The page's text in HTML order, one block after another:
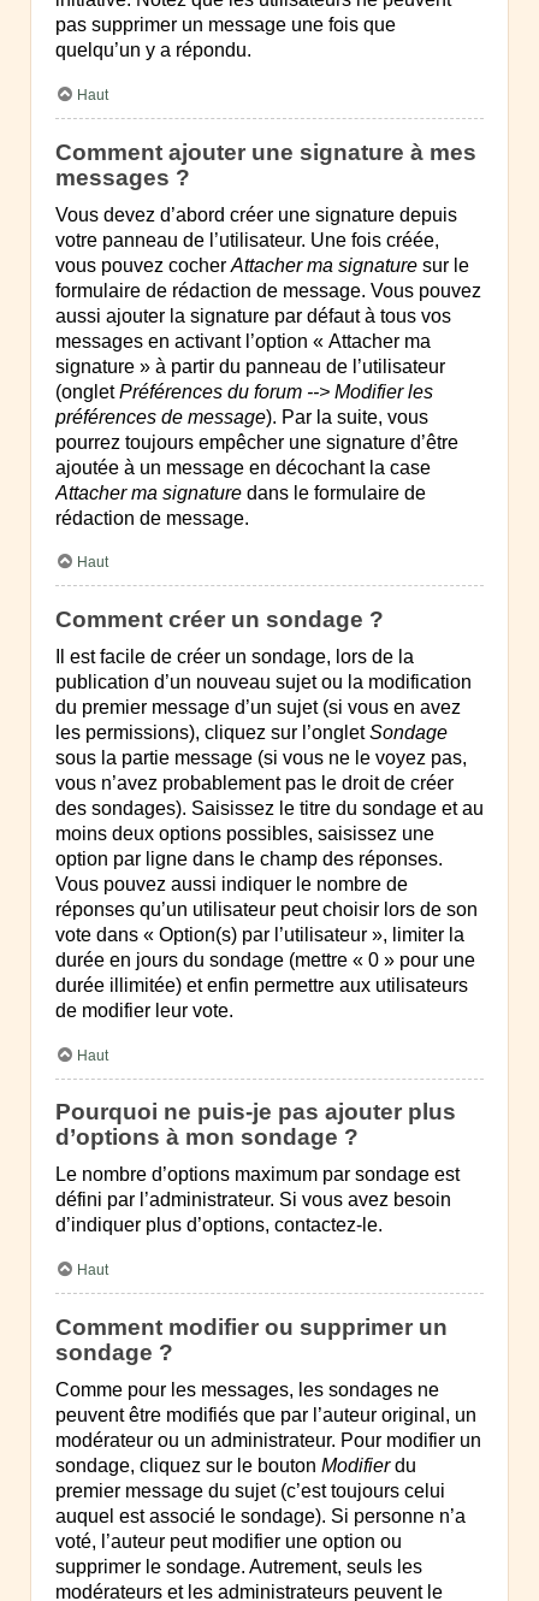
pas supprimer un message une fois que
quelqu’un y a répondu.
Haut
Comment ajouter une signature à mes
messages ?
Vous devez d’abord créer une signature depuis
votre panneau de l’utilisateur. Une fois créée,
vous pouvez cocher Attacher ma signature sur le
formulaire de rédaction de message. Vous pouvez
aussi ajouter la signature par défaut à tous vos
messages en activant l’option « Attacher ma
signature » à partir du panneau de l’utilisateur
(ongletPréférences du forum --> Modifier les
préférences de message). Par la suite, vous
pourrez toujours empêcher une signature d’être
ajoutée à un message en décochant la case
Attacher ma signature dans le formulaire de
rédaction de message.
Haut
Comment créer un sondage ?
Il est facile de créer un sondage, lors de la
publication d’un nouveau sujet ou la modification
du premier message d’un sujet (si vous en avez
les permissions), cliquez sur l’ongletSondage
sous la partie message (si vous ne le voyez pas,
vous n’avez probablement pas le droit de créer
des sondages). Saisissez le titre du sondage et au
moins deux options possibles, saisissez une
option par ligne dans le champ des réponses.
Vous pouvez aussi indiquer le nombre de
réponses qu’un utilisateur peut choisir lors de son
vote dans « Option(s) par l’utilisateur », limiter la
durée en jours du sondage (mettre « 0 » pour une
durée illimitée) et enfin permettre aux utilisateurs
de modifier leur vote.
Haut
Pourquoi ne puis-je pas ajouter plus
d’options à mon sondage ?
Le nombre d’options maximum par sondage est
défini par l’administrateur. Si vous avez besoin
d’indiquer plus d’options, contactez-le.
Haut
Comment modifier ou supprimer un
sondage ?
Comme pour les messages, les sondages ne
peuvent être modifiés que par l’auteur original, un
modérateur ou un administrateur. Pour modifier un
sondage, cliquez sur le bouton Modifierdu
premier message du sujet (c’est toujours celui
auquel est associé le sondage). Si personne n’a
voté, l’auteur peut modifier une option ou
supprimer le sondage. Autrement, seuls les
modérateurs et les administrateurs peuvent le